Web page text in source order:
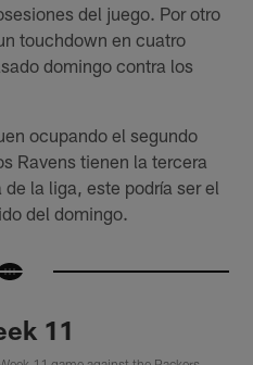
del juego. Por otro
touchdown en cuatro
domingo contra los
ocupando el segundo
Ravens tienen la tercera
la liga, este podría ser el
del domingo.
11